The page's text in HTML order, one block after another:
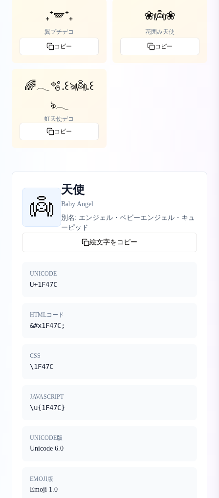
₊⁺🪽⁺₊
翼プチデコ
コピー
❀👼❀
花囲み天使
コピー
🌈𓂃🫧‪.꒰ঌ👼.꒰
ঌ𓂃‬
虹天使デコ
コピー
👼
天使
Baby Angel
別名: エンジェル・ベビーエンジェル・キュ
ーピッド
絵文字をコピー
UNICODE
U+1F47C
HTMLコード
&#x1F47C;
CSS
\1F47C
JAVASCRIPT
\u{1F47C}
UNICODE版
Unicode 6.0
EMOJI版
Emoji 1.0